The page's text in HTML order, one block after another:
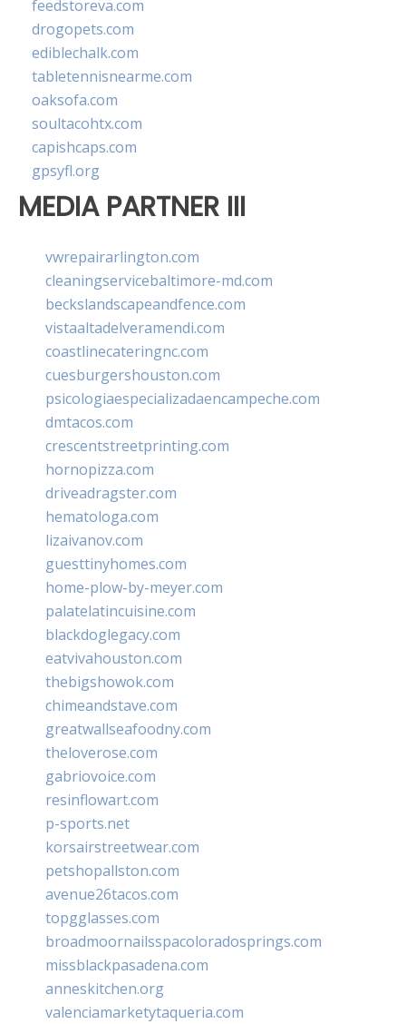
feedstoreva.com
drogopets.com
ediblechalk.com
tabletennisnearme.com
oaksofa.com
soultacohtx.com
capishcaps.com
gpsyfl.org
MEDIA PARTNER III
vwrepairarlington.com
cleaningservicebaltimore-md.com
beckslandscapeandfence.com
vistaaltadelveramendi.com
coastlinecateringnc.com
cuesburgershouston.com
psicologiaespecializadaencampeche.com
dmtacos.com
crescentstreetprinting.com
hornopizza.com
driveadragster.com
hematologa.com
lizaivanov.com
guesttinyhomes.com
home-plow-by-meyer.com
palatelatincuisine.com
blackdoglegacy.com
eatvivahouston.com
thebigshowok.com
chimeandstave.com
greatwallseafoodny.com
theloverose.com
gabriovoice.com
resinflowart.com
p-sports.net
korsairstreetwear.com
petshopallston.com
avenue26tacos.com
topgglasses.com
broadmoornailsspacoloradosprings.com
missblackpasadena.com
anneskitchen.org
valenciamarketytaqueria.com